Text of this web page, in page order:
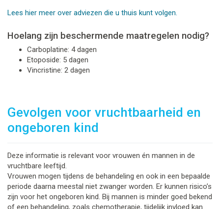
Lees hier meer over adviezen die u thuis kunt volgen.
Hoelang zijn beschermende maatregelen nodig?
Carboplatine: 4 dagen
Etoposide: 5 dagen
Vincristine: 2 dagen
Gevolgen voor vruchtbaarheid en
ongeboren kind
Deze informatie is relevant voor vrouwen én mannen in de
vruchtbare leeftijd.
Vrouwen mogen tijdens de behandeling en ook in een bepaalde
periode daarna meestal niet zwanger worden. Er kunnen risico’s
zijn voor het ongeboren kind. Bij mannen is minder goed bekend
of een behandeling, zoals chemotherapie, tijdelijk invloed kan